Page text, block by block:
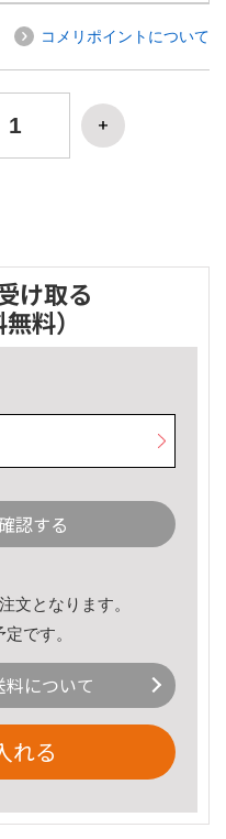
コメリポイントについて
け取る
無料）
認する
文となります。
です。
について
れる